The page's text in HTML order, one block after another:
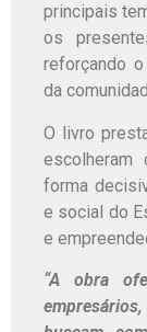
principais
os
reforçando
da
O livro
escolheram
forma
e social do
e
“A obra